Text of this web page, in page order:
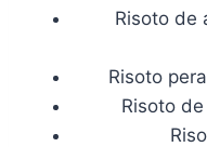
Risoto de
Risoto
Risoto